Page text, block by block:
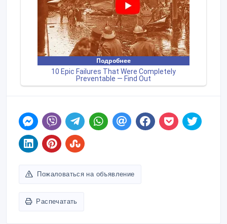
Пожаловаться на объявление
Распечатать